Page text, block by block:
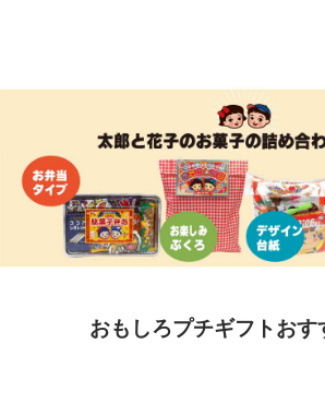
おもしろプチギフトおす